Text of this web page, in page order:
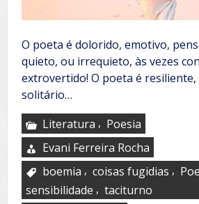
O poeta é dolorido, emotivo,
quieto, ou irrequieto, às vezes
extrovertido! O poeta é resiliente,
solitário…
Literatura , Poesia
Evani Ferreira Rocha
boemia , coisas fugidias ,
sensibilidade , taciturno